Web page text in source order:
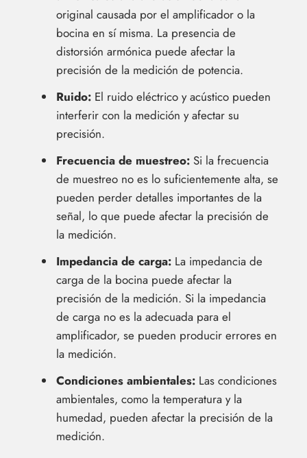
original causada por el amplificador o la
bocina en sí misma. La presencia de
distorsión armónica puede afectar la
precisión de la medición de potencia.
Ruido: El ruido eléctrico y acústico pueden
interferir con la medición y afectar su
precisión.
Frecuencia de muestreo: Si la frecuencia
de muestreo no es lo suficientemente alta, se
pueden perder detalles importantes de la
señal, lo que puede afectar la precisión de
la medición.
Impedancia de carga: La impedancia de
carga de la bocina puede afectar la
precisión de la medición. Si la impedancia
de carga no es la adecuada para el
amplificador, se pueden producir errores en
la medición.
Condiciones ambientales: Las condiciones
ambientales, como la temperatura y la
humedad, pueden afectar la precisión de la
medición.